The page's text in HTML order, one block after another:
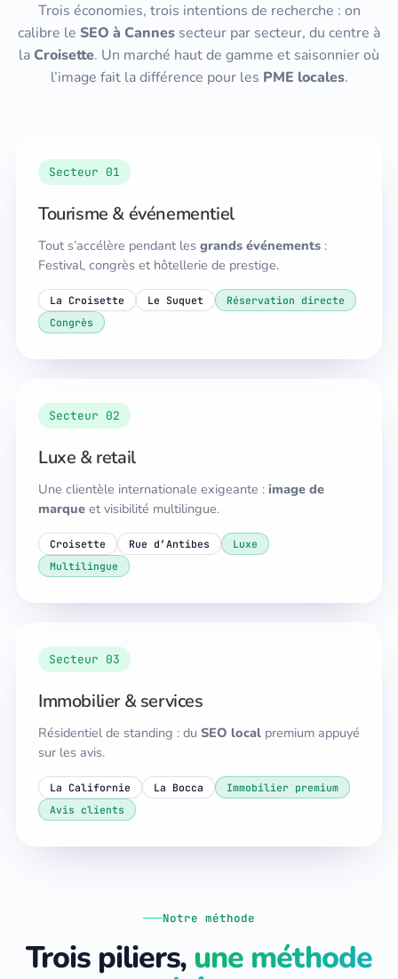
Trois économies, trois intentions de recherche : on
calibre le SEO à Cannes secteur par secteur, du centre à
laCroisette. Un marché haut de gamme et saisonnier où
l’image fait la différence pour les PME locales.
Secteur 01
Tourisme & événementiel
Tout s’accélère pendant les grands événements :
Festival, congrès et hôtellerie de prestige.
La Croisette Le Suquet
Réservation directe
Congrès
Secteur 02
Luxe & retail
Une clientèle internationale exigeante : image de
marque et visibilité multilingue.
Croisette Rue d’Antibes
Luxe
Multilingue
Secteur 03
Immobilier & services
Résidentiel de standing : du SEO local premium appuyé
sur les avis.
La Californie La Bocca
Immobilier premium
Avis clients
Notre méthode
Trois piliers,une méthode